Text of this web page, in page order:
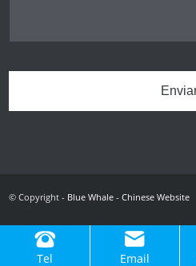
© Copyright - Blue Whale -Chinese Website
Tel Email